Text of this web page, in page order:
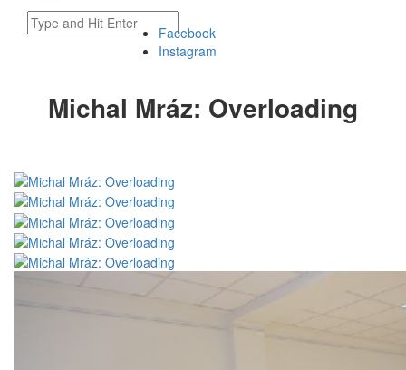
Facebook
Instagram
Michal Mráz: Overloading